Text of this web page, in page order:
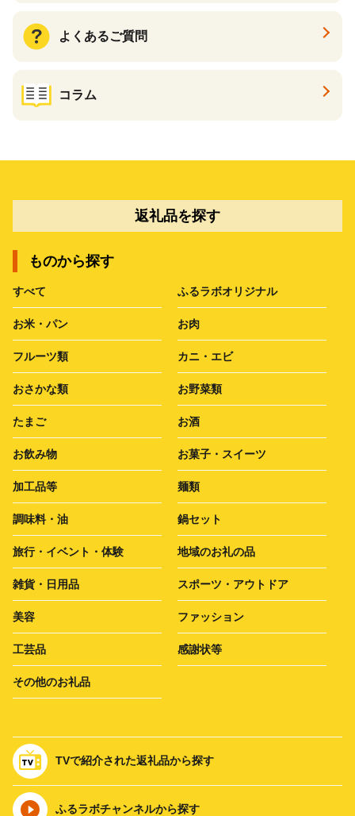
よくあるご質問
コラム
返礼品を探す
ものから探す
すべて ふるラボオリジナル
お米・パン お肉
フルーツ類 カニ・エビ
おさかな類 お野菜類
たまご お酒
お飲み物 お菓子・スイーツ
加工品等 麺類
調味料・油 鍋セット
旅行・イベント・体験 地域のお礼の品
雑貨・日用品 スポーツ・アウトドア
美容 ファッション
工芸品 感謝状等
その他のお礼品
TVで紹介された返礼品から探す
ふるラボチャンネルから探す